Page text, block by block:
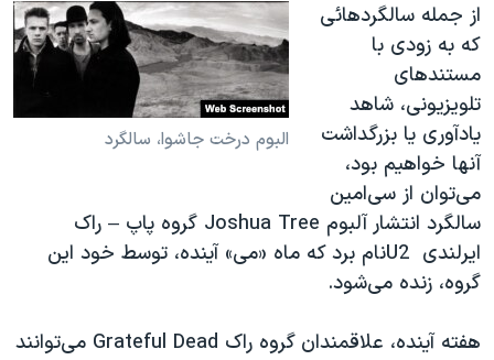
البوم درخت جاشوا، سالگرد
از جمله سالگردهائی
که به زودی با
مستندهای
تلویزیونی، شاهد
یادآوری یا بزرگداشت
آنها خواهیم بود،
می‌توان از سی‌امین
سالگرد انتشار آلبوم Joshua Tree گروه پاپ – راک
ایرلندی U2نام برد که ماه «می» آینده، توسط خود این
گروه، زنده می‌شود.
هفته آینده، علاقمندان گروه راک Grateful Dead می‌توانند